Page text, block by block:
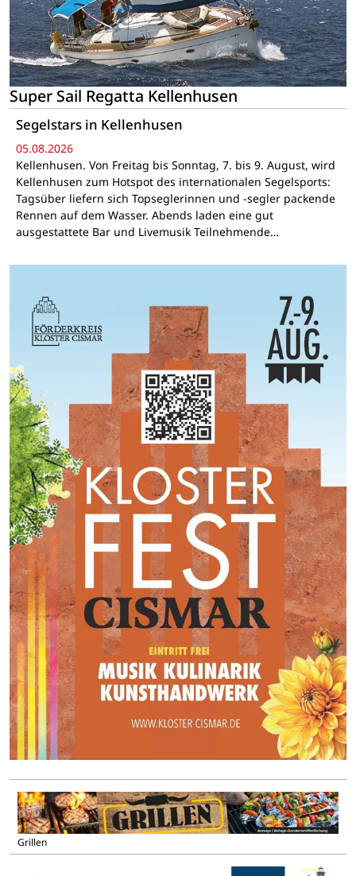
Super Sail Regatta Kellenhusen
Segelstars in Kellenhusen
05.08.2026
Kellenhusen. Von Freitag bis Sonntag, 7. bis 9. August, wird
Kellenhusen zum Hotspot des internationalen Segelsports:
Tagsüber liefern sich Topseglerinnen und -segler packende
Rennen auf dem Wasser. Abends laden eine gut
ausgestattete Bar und Livemusik Teilnehmende…
Grillen